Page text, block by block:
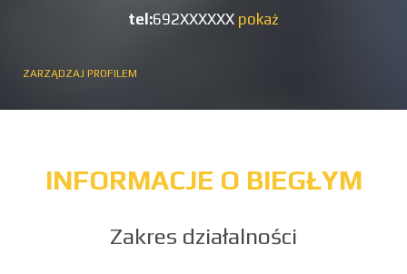
tel:692XXXXXX pokaż
ZARZĄDZAJ PROFILEM
INFORMACJE O BIEGŁYM
Zakres działalności